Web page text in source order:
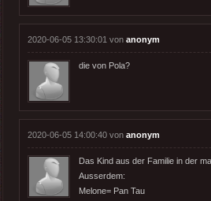
2020-06-05 13:30:01 von anonym
die von Pola?
2020-06-05 14:00:40 von anonym
Das Kind aus der Familie in der
Ausserdem:
Melone= Pan Tau